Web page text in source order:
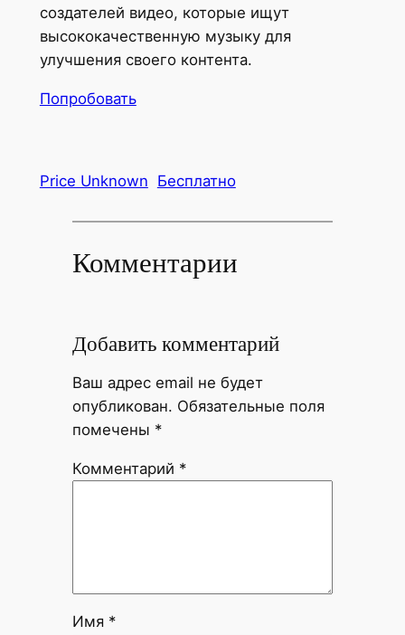
создателей видео, которые ищут
высококачественную музыку для
улучшения своего контента.
Попробовать
Price Unknown Бесплатно
Комментарии
Добавить комментарий
Ваш адрес email не будет
опубликован. Обязательные поля
помечены *
Комментарий *
Имя *